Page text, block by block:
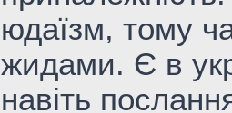
юдаїзм, тому
жидами. Є в
навіть